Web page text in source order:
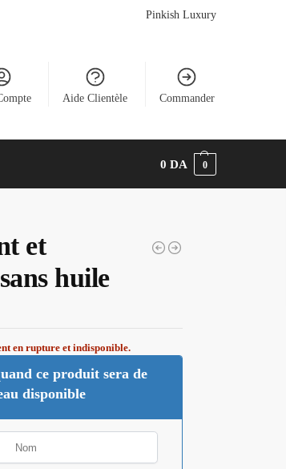
Pinkish Luxury
Aide Clientèle Commander
0DA 0
et
huile
en rupture et indisponible.
ce produit sera de
disponible